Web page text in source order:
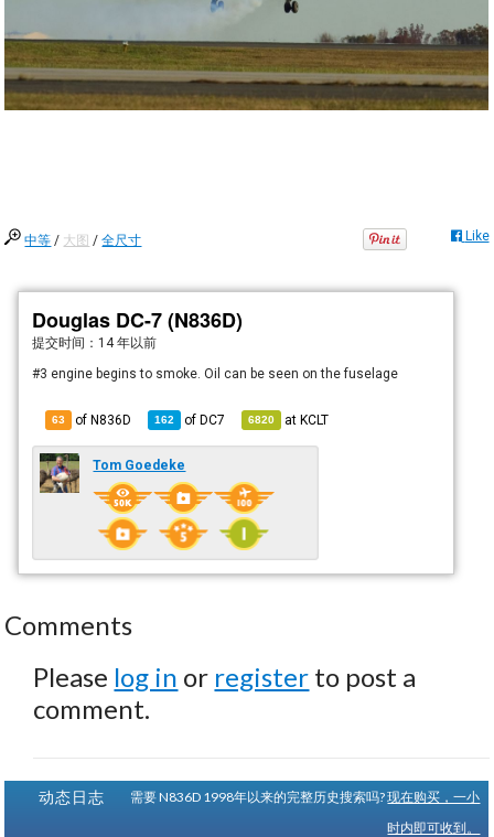
中等 / 大图 /全尺寸 Like
Douglas DC-7 (N836D)
提交时间： 14 年以前
#3 engine begins to smoke. Oil can be seen on the fuselage
63 of N836D 162 ofDC7 6820 atKCLT
Tom Goedeke
Comments
Please log in or register to post a
comment.
动态日志 需要 N836D 1998年以来的完整历史搜索吗?现在购买，一小
时内即可收到。